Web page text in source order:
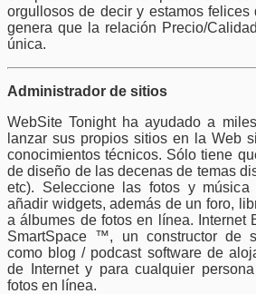
orgullosos de decir y estamos
genera que la relación Precio/
única.
Administrador de sitios
WebSite Tonight ha ayudado a
lanzar sus propios sitios en la Web
conocimientos técnicos. Sólo tiene
de diseño de las decenas de temas
etc). Seleccione las fotos y
añadir widgets, además de un foro,
a álbumes de fotos en línea. Internet
SmartSpace ™, un constructor de
como blog / podcast software de
de Internet y para cualquier
fotos en línea.